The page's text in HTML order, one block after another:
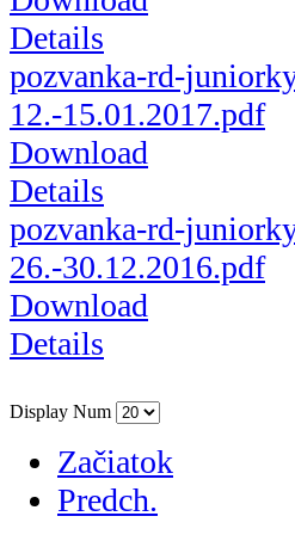
Details
pozvanka-rd-
12.-15.01.2017.pdf
Download
Details
pozvanka-rd-
26.-30.12.2016.pdf
Download
Details
Display Num
Začiatok
Predch.